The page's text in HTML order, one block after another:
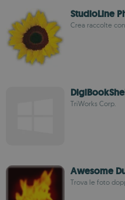
StudioLine
Crea raccolte
TriWorks Corp.
Awesome
Trova le foto